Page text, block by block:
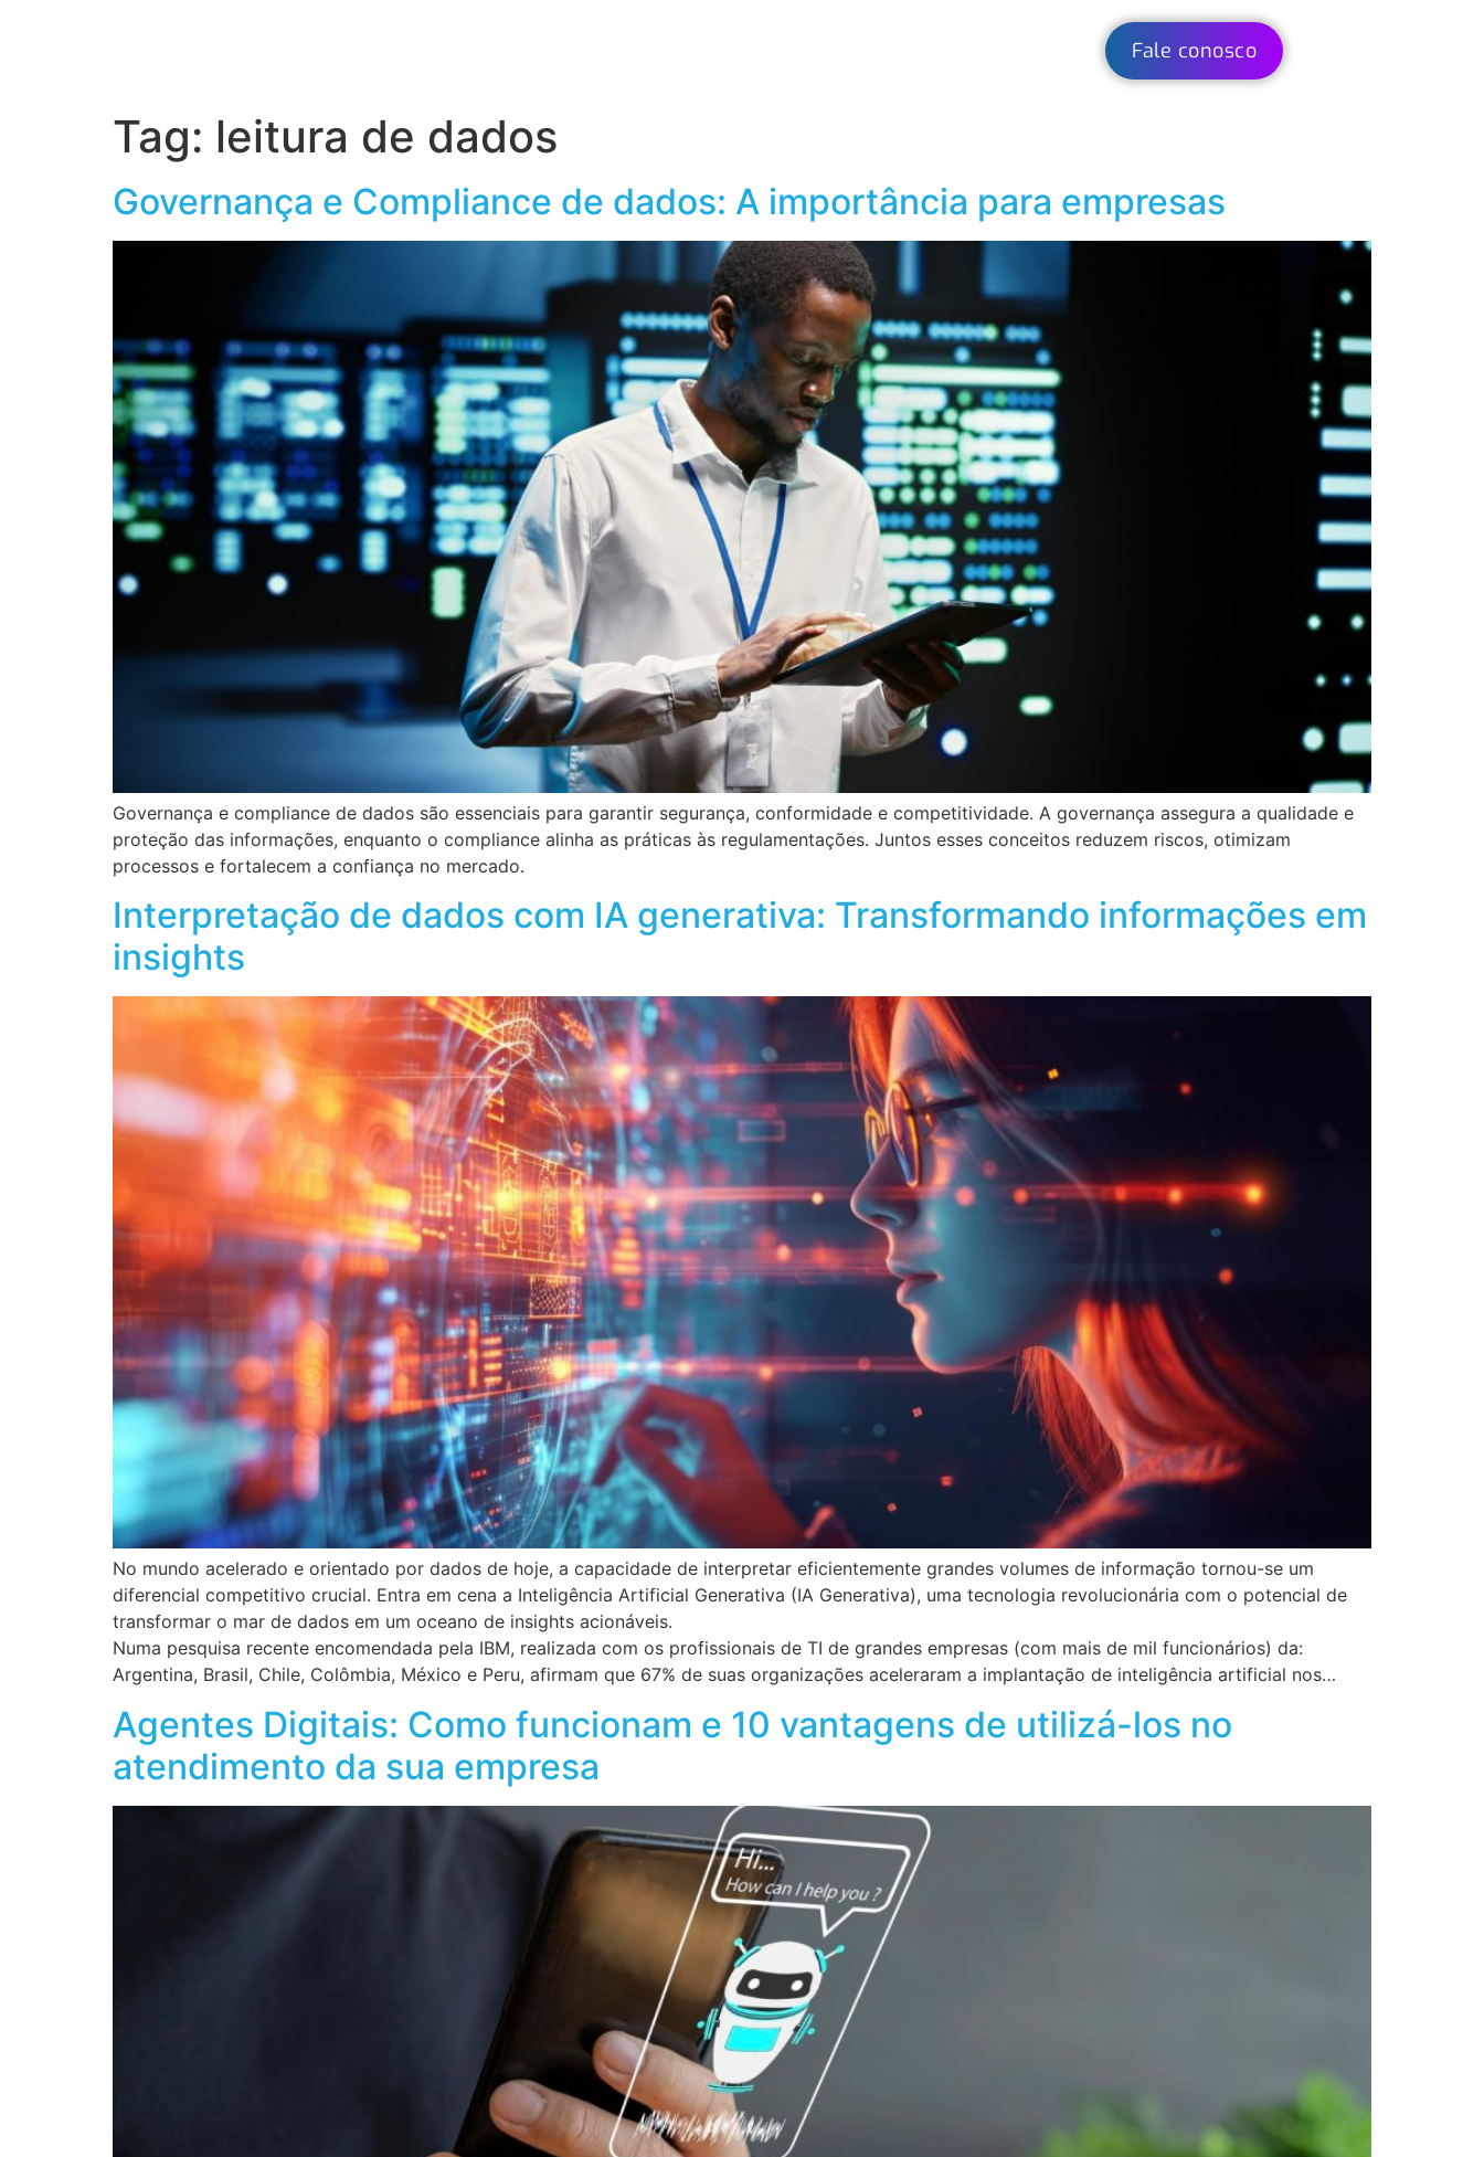
Fale conosco
Tag: leitura de dados
Governança e Compliance de dados: A importância para empresas
Governança e compliance de dados são essenciais para garantir segurança, conformidade e competitividade. A governança assegura a qualidade e
proteção das informações, enquanto o compliance alinha as práticas às regulamentações. Juntos esses conceitos reduzem riscos, otimizam
processos e fortalecem a confiança no mercado.
Interpretação de dados com IA generativa: Transformando informações em
insights
No mundo acelerado e orientado por dados de hoje, a capacidade de interpretar eficientemente grandes volumes de informação tornou-se um
diferencial competitivo crucial. Entra em cena a Inteligência Artificial Generativa (IA Generativa), uma tecnologia revolucionária com o potencial de
transformar o mar de dados em um oceano de insights acionáveis.
Numa pesquisa recente encomendada pela IBM, realizada com os profissionais de TI de grandes empresas (com mais de mil funcionários) da:
Argentina, Brasil, Chile, Colômbia, México e Peru, afirmam que 67% de suas organizações aceleraram a implantação de inteligência artificial nos…
Agentes Digitais: Como funcionam e 10 vantagens de utilizá-los no
atendimento da sua empresa